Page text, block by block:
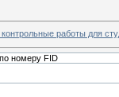
работы для
номеру FID